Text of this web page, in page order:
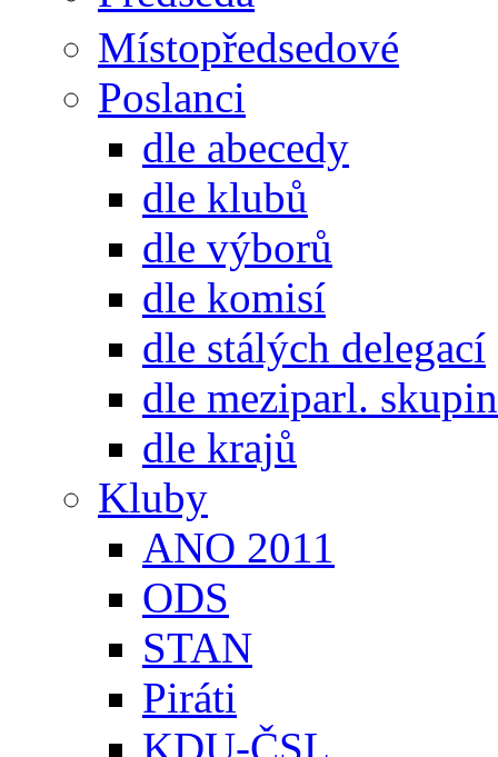
Místopředsedové
Poslanci
dle abecedy
dle klubů
dle výborů
dle komisí
dle stálých delegací
dle meziparl. skupin
dle krajů
Kluby
ANO 2011
ODS
STAN
Piráti
KDU-ČSL